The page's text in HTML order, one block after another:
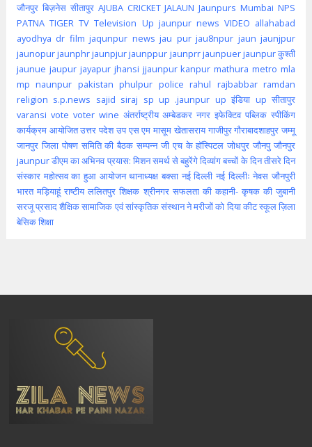
जौनपुर बिज़नेस सीतापुर AJUBA CRICKET JALAUN Jaunpurs Mumbai NPS
PATNA TIGER TV Television Up jaunpur news VIDEO allahabad
ayodhya dr film jaqunpur news jau pur jau8npur jaun jaunjpur
jaunopurjaunphrjaunpjurjaunppur jaunprrjaunpuerjaunpur कुश्ती
jaunue jaupur jayapur jhansi jjaunpur kanpur mathura metro mla
mp naunpur pakistan phulpur police rahul rajbabbar ramdan
religion s.p.news sajid siraj sp up .jaunpur up इंडिया up सीतापुर
varansi vote voter wine अंतर्राष्ट्रीय अम्बेडकर नगर इफेक्टिव पब्लिक स्पीकिंग
कार्यक्रम आयोजित उत्तर पदेश उप एस एम मासूम खेतासराय गाजीपुर गौराबादशाहपुर जम्मू
जानपुर जिला पोषण समिति की बैठक सम्पन्न जी एच के हॉस्पिटल जोधपुर जौनपु जौनपुर
jaunpurडीएम का अभिनव प्रयास: मिशन समर्थ से बहुरेंगे दिव्यांग बच्चों के दिनतीसरे दिन
संस्कार महोत्सव का हुआ आयोजन थानाध्यक्ष बक्सा नई दिल्ली नई दिल्लीः नेवस जौनपुरी
भारत मड़ियाहूं राष्टीय ललितपुर शिक्षक श्रीनगर सफलता की कहानी- कृषक की जुबानी
सरजू प्रसाद शैक्षिकसामाजिक एवं सांस्कृतिक संस्थान ने मरीजों को दिया कीटस्कूलज़िला
बेसिक शिक्षा